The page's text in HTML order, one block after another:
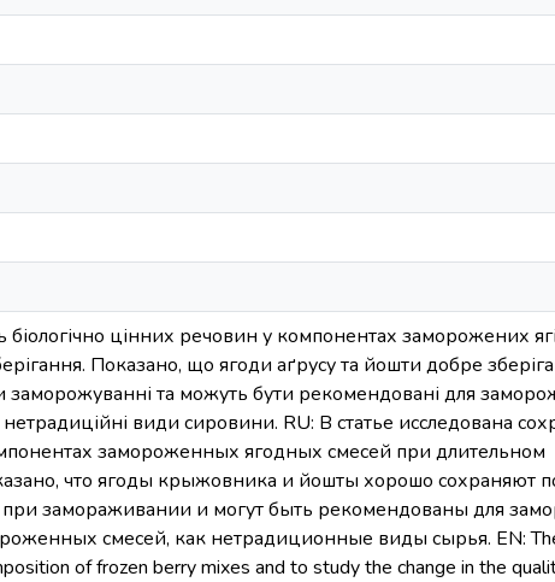
біологічно цінних речовин у компонентах заморожених
Показано, що ягоди аґрусу та йошти добре
заморожуванні та можуть бути рекомендовані для
види сировини. RU: В статье исследована
замороженных ягодных смесей при длительном
что ягоды крыжовника и йошты хорошо сохраняют
при замораживании и могут быть рекомендованы для
смесей, как нетрадиционные виды сырья. EN:
of frozen berry mixes and to study the change in the